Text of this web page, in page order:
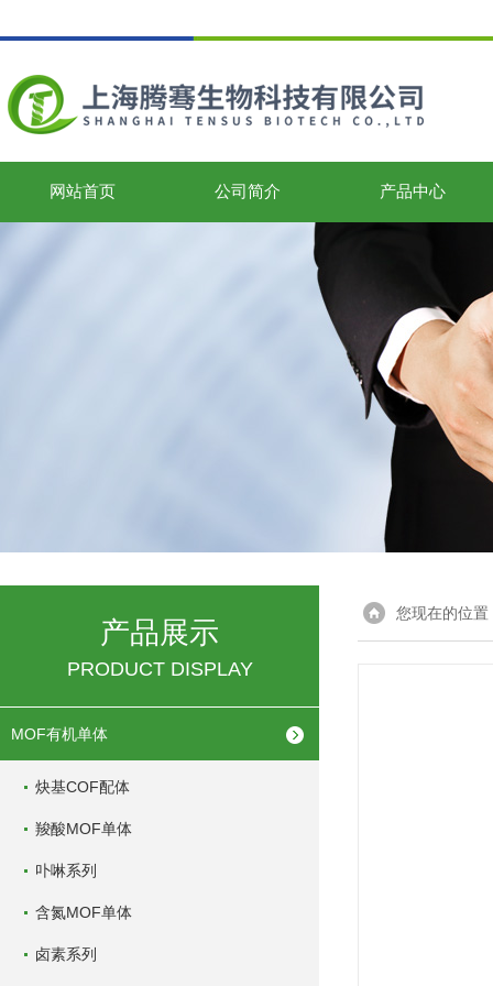
网站首页 公司简介 产品中心
产品展示
PRODUCT DISPLAY
MOF有机单体
炔基COF配体
羧酸MOF单体
卟啉系列
含氮MOF单体
卤素系列
您现在的位置